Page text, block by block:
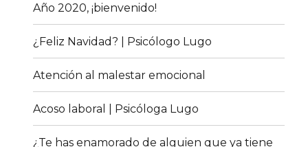
Año 2020, ¡bienvenido!
¿Feliz Navidad? | Psicólogo Lugo
Atención al malestar emocional
Acoso laboral | Psicóloga Lugo
¿Te has enamorado de alguien que ya tiene